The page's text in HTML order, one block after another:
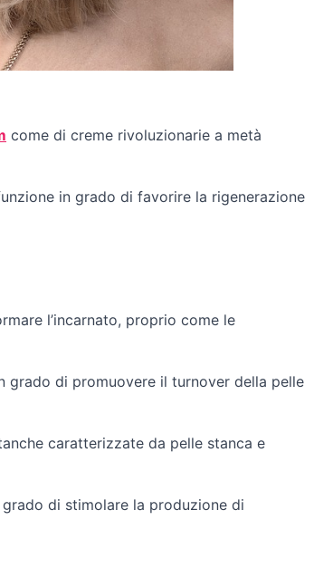
come di creme rivoluzionarie a metà
in grado di favorire la rigenerazione
l’incarnato, proprio come le
grado di promuovere il turnover della pelle
caratterizzate da pelle stanca e
di stimolare la produzione di